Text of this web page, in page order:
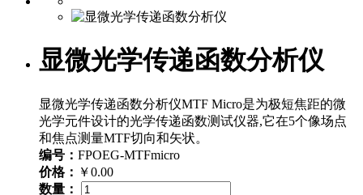
显微光学传递函数分析仪
显微光学传递函数分析仪MTF Micro是为极短焦距的微
光学元件设计的光学传递函数测试仪器,它在5个像场点
和焦点测量MTF切向和矢状。
编号： FPOEG-MTFmicro
价格： ￥0.00
数量：